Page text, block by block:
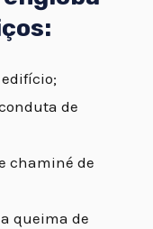
de
chaminé de
queima de